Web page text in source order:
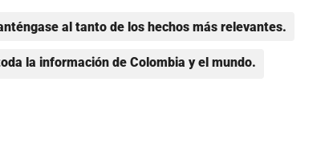
al tanto de los hechos más relevantes.
la información de Colombia y el mundo.